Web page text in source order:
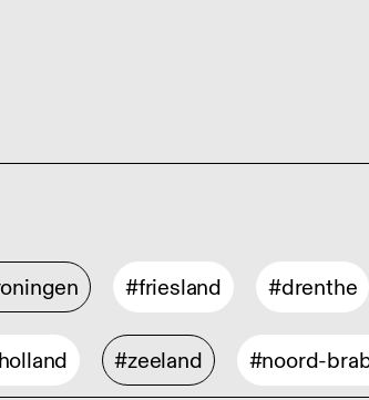
#friesland #drenthe
#zeeland #noord-